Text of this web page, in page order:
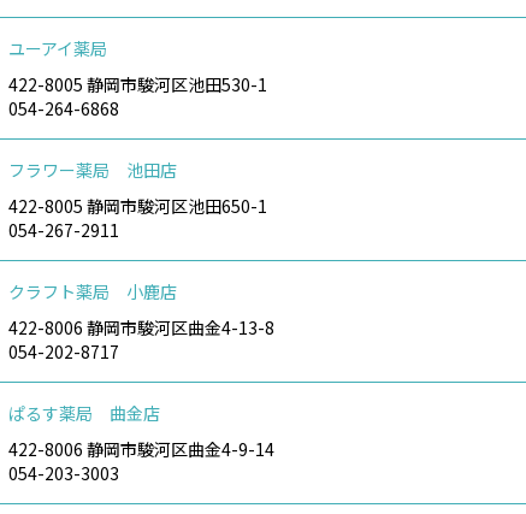
ユーアイ薬局
422-8005 静岡市駿河区池田530-1
054-264-6868
フラワー薬局 池田店
422-8005 静岡市駿河区池田650-1
054-267-2911
クラフト薬局 小鹿店
422-8006 静岡市駿河区曲金4-13-8
054-202-8717
ぱるす薬局 曲金店
422-8006 静岡市駿河区曲金4-9-14
054-203-3003